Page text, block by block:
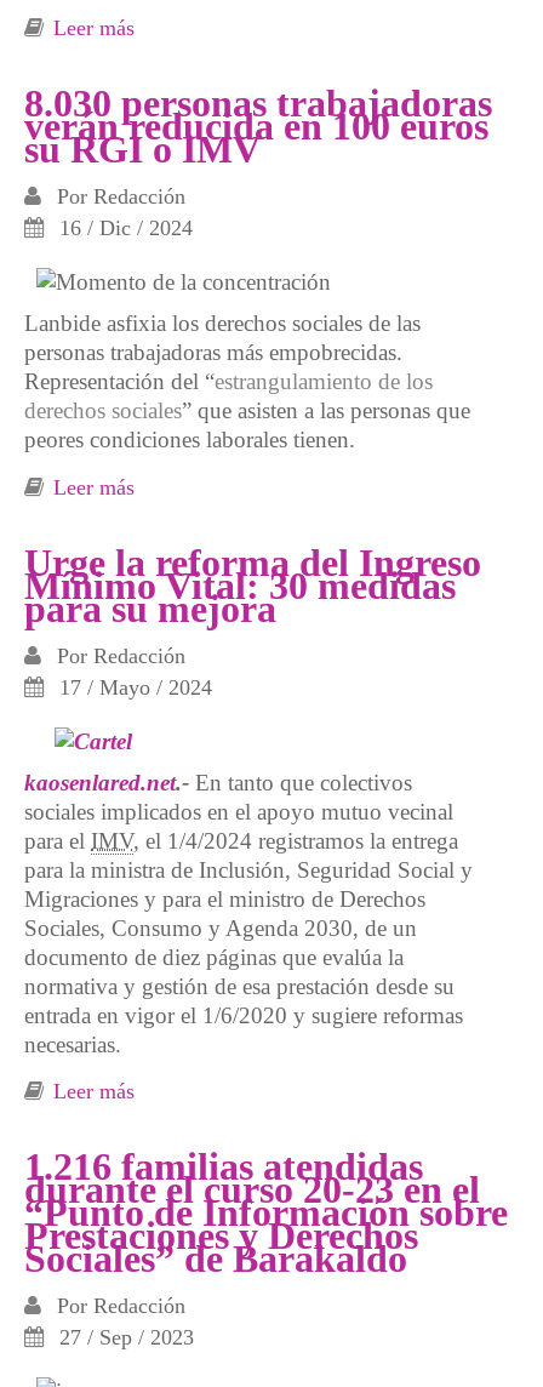
Leer más
8.030 personas trabajadoras
verán reducida en 100 euros
su RGI o IMV
Por Redacción
16 / Dic / 2024
Lanbide asfixia los derechos sociales de las
personas trabajadoras más empobrecidas.
Representación del “estrangulamiento de los
derechos sociales” que asisten a las personas que
peores condiciones laborales tienen.
Leer más
Urge la reforma del Ingreso
Mínimo Vital: 30 medidas
para su mejora
Por Redacción
17 / Mayo / 2024
kaosenlared.net.- En tanto que colectivos
sociales implicados en el apoyo mutuo vecinal
para el IMV, el 1/4/2024 registramos la entrega
para la ministra de Inclusión, Seguridad Social y
Migraciones y para el ministro de Derechos
Sociales, Consumo y Agenda 2030, de un
documento de diez páginas que evalúa la
normativa y gestión de esa prestación desde su
entrada en vigor el 1/6/2020 y sugiere reformas
necesarias.
Leer más
1.216 familias atendidas
durante el curso 20-23 en el
“Punto de Información sobre
Prestaciones y Derechos
Sociales” de Barakaldo
Por Redacción
27 / Sep / 2023